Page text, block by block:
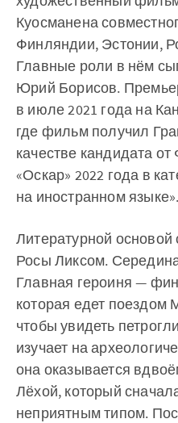
Куосманена
Финляндии, Эстонии,
Главные роли в нём
Юрий Борисов.
в июле 2021 года на
где фильм получил
качестве кандидата
«Оскар» 2022 года в
на иностранном
Литературной
Росы Ликсом.
Главная героиня —
которая едет
чтобы увидеть
изучает на
она оказывается
Лёхой, который
неприятным типом.